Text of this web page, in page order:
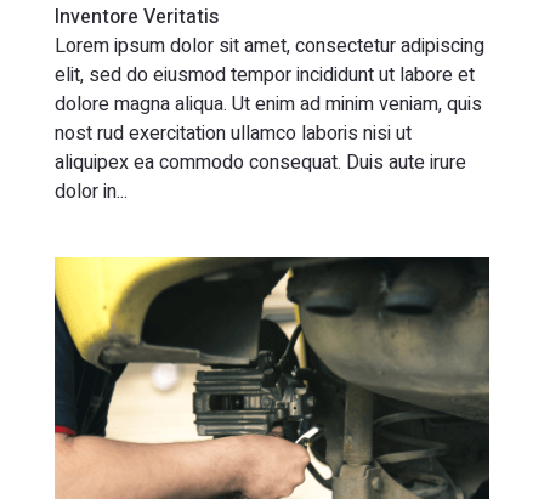
Inventore Veritatis
Lorem ipsum dolor sit amet, consectetur adipiscing
elit, sed do eiusmod tempor incididunt ut labore et
dolore magna aliqua. Ut enim ad minim veniam, quis
nost rud exercitation ullamco laboris nisi ut
aliquipex ea commodo consequat. Duis aute irure
dolor in...